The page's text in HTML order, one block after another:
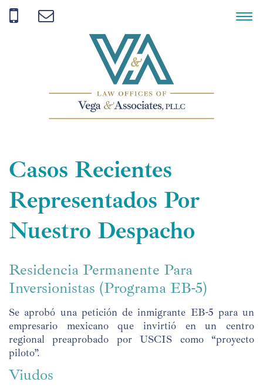
Casos Recientes
Representados Por
Nuestro Despacho
Residencia Permanente Para
Inversionistas (Programa EB-5)
Se aprobó una petición de inmigrante EB-5 para un
empresario mexicano que invirtió en un centro
regional preaprobado por USCIS como “proyecto
piloto”.
Viudos